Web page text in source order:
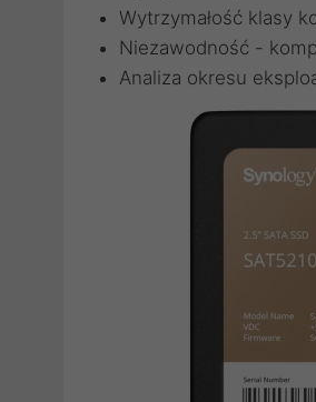
Wytrzymałość klasy
Niezawodność -
Analiza okresu